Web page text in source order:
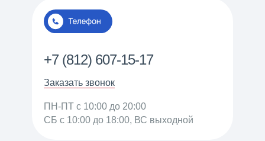
+7 (812) 607-15-17
Заказать звонок
ПН-ПТ c 10:00 до 20:00
СБ c 10:00 до 18:00, ВС выходной